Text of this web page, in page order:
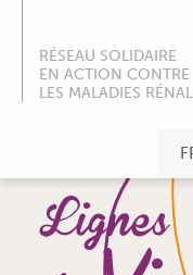
RÉSEAU SOLIDAIRE
EN ACTION CONTRE
LES MALADIES